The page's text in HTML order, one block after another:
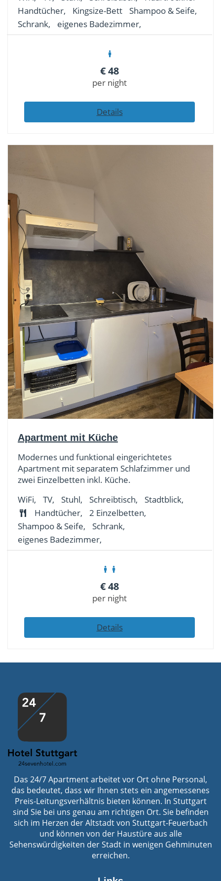
Handtücher,
Kingsize-Bett
Shampoo & Seife,
Schrank,
eigenes Badezimmer,
€48
per night
Details
Apartment mit Küche
Modernes und funktional eingerichtetes
Apartment mit separatem Schlafzimmer und
zwei Einzelbetten inkl. Küche.
WiFi,
TV, Stuhl, Schreibtisch,
Stadtblick,
Handtücher,
2 Einzelbetten,
Shampoo & Seife,
Schrank,
eigenes Badezimmer,
€48
per night
Details
Das 24/7 Apartment arbeitet vor Ort ohne Personal,
das bedeutet, dass wir Ihnen stets ein angemessenes
Preis-Leitungsverhältnis bieten können. In Stuttgart
sind Sie bei uns genau am richtigen Ort. Sie befinden
sich im Herzen der Altstadt von Stuttgart-Feuerbach
und können von der Haustüre aus alle
Sehenswürdigkeiten der Stadt in wenigen Gehminuten
erreichen.